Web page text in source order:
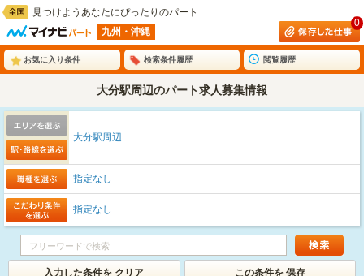
見つけようあなたにぴったりのパート
九州・沖縄
0
お気に入り条件 検索条件履歴 閲覧履歴
大分駅周辺のパート求人募集情報
大分駅周辺
指定なし
指定なし
入力した条件を クリア この条件を 保存